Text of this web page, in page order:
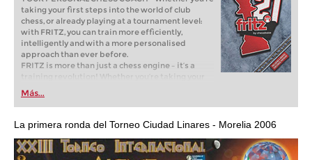
taking your first steps into the world of club
chess, or already playing at a tournament level:
with FRITZ, you can train more efficiently,
intelligently and with a more personalised
approach than ever before.
FRITZ is more than just a chess engine – it’s a
training revolution! Whether you’re taking your
first steps into the world of club chess, or already
playing at a tournament level: with FRITZ, you can
train more efficiently, intelligently and with a
more personalised approach than ever before.
Más...
La primera ronda del Torneo Ciudad Linares - Morelia 2006